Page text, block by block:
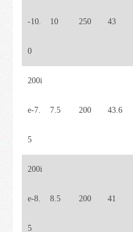
-10.
0
10 250 43
200i
e-7.
5
7.5 200 43.6
200i
e-8.
5
8.5 200 41